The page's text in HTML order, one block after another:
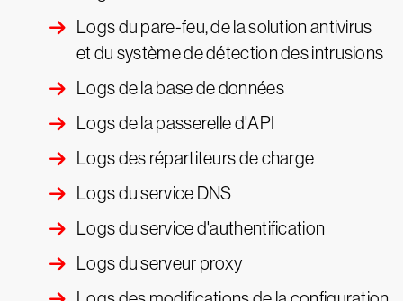
Logs du pare-feu, de la solution antivirus
et du système de détection des intrusions
Logs de la base de données
Logs de la passerelle d'API
Logs des répartiteurs de charge
Logs du service DNS
Logs du service d'authentification
Logs du serveur proxy